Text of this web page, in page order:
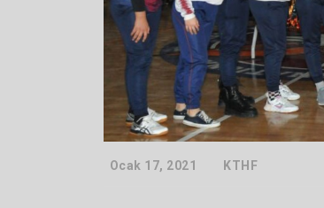
Ocak 17, 2021 KTHF